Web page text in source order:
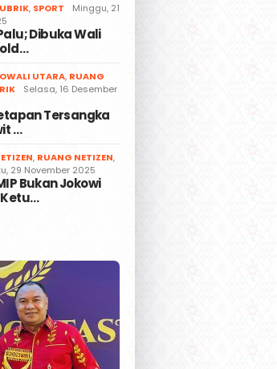
, SPORT
Minggu, 21
Dibuka Wali
UTARA, RUANG
Selasa, 16 Desember
Tersangka
…
, RUANG NETIZEN,
29 November 2025
Bukan Jokowi
Ketu…